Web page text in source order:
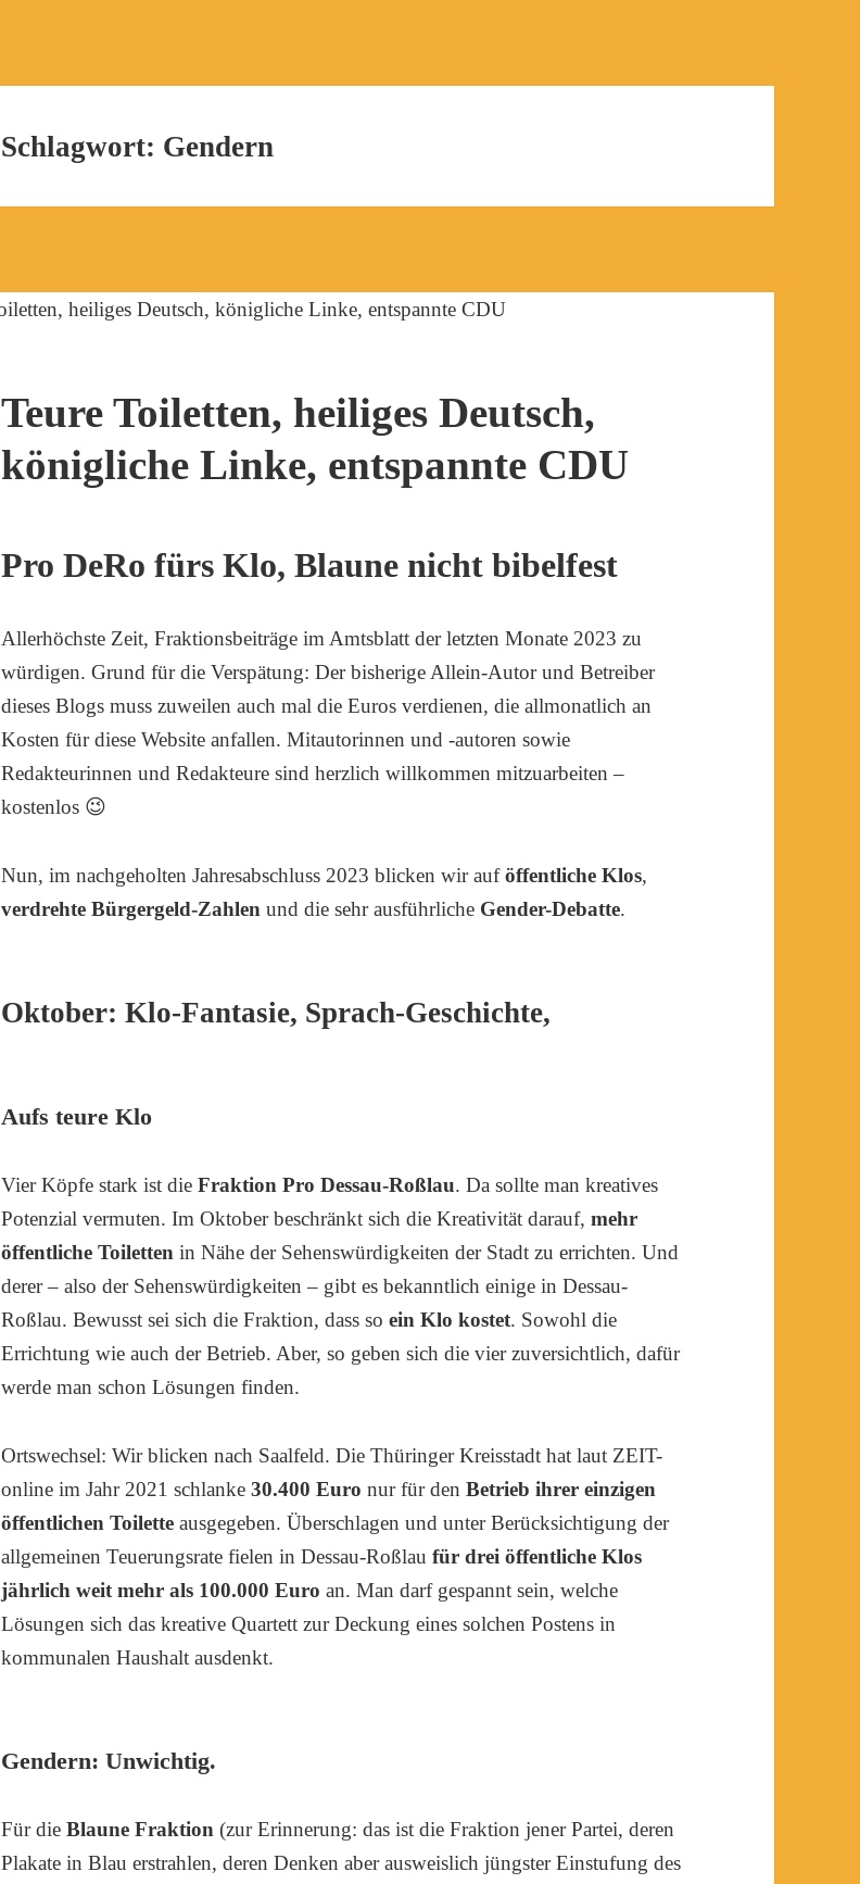
Schlagwort: Gendern
Teure Toiletten, heiliges Deutsch,
königliche Linke, entspannte CDU
Pro DeRo fürs Klo, Blaune nicht bibelfest
Allerhöchste Zeit, Fraktionsbeiträge im Amtsblatt der letzten Monate 2023 zu
würdigen. Grund für die Verspätung: Der bisherige Allein-Autor und Betreiber
dieses Blogs muss zuweilen auch mal die Euros verdienen, die allmonatlich an
Kosten für diese Website anfallen. Mitautorinnen und -autoren sowie
Redakteurinnen und Redakteure sind herzlich willkommen mitzuarbeiten –
kostenlos 😉
Nun, im nachgeholten Jahresabschluss 2023 blicken wir auföffentliche Klos,
verdrehte Bürgergeld-Zahlenund die sehr ausführliche Gender-Debatte.
Oktober: Klo-Fantasie, Sprach-Geschichte,
Aufs teure Klo
Vier Köpfe stark ist dieFraktion Pro Dessau-Roßlau. Da sollte man kreatives
Potenzial vermuten. Im Oktober beschränkt sich die Kreativität darauf,mehr
öffentliche Toiletten in Nähe der Sehenswürdigkeiten der Stadt zu errichten. Und
derer – also der Sehenswürdigkeiten – gibt es bekanntlich einige in Dessau-
Roßlau. Bewusst sei sich die Fraktion, dass soein Klo kostet. Sowohl die
Errichtung wie auch der Betrieb. Aber, so geben sich die vier zuversichtlich, dafür
werde man schon Lösungen finden.
Ortswechsel: Wir blicken nach Saalfeld. Die Thüringer Kreisstadt hat laut ZEIT-
online im Jahr 2021 schlanke30.400 Euro nur für denBetrieb ihrer einzigen
öffentlichen Toiletteausgegeben. Überschlagen und unter Berücksichtigung der
allgemeinen Teuerungsrate fielen in Dessau-Roßlaufür drei öffentliche Klos
jährlich weit mehr als 100.000 Euro an. Man darf gespannt sein, welche
Lösungen sich das kreative Quartett zur Deckung eines solchen Postens in
kommunalen Haushalt ausdenkt.
Gendern: Unwichtig.
Für dieBlaune Fraktion (zur Erinnerung: das ist die Fraktion jener Partei, deren
Plakate in Blau erstrahlen, deren Denken aber ausweislich jüngster Einstufung des